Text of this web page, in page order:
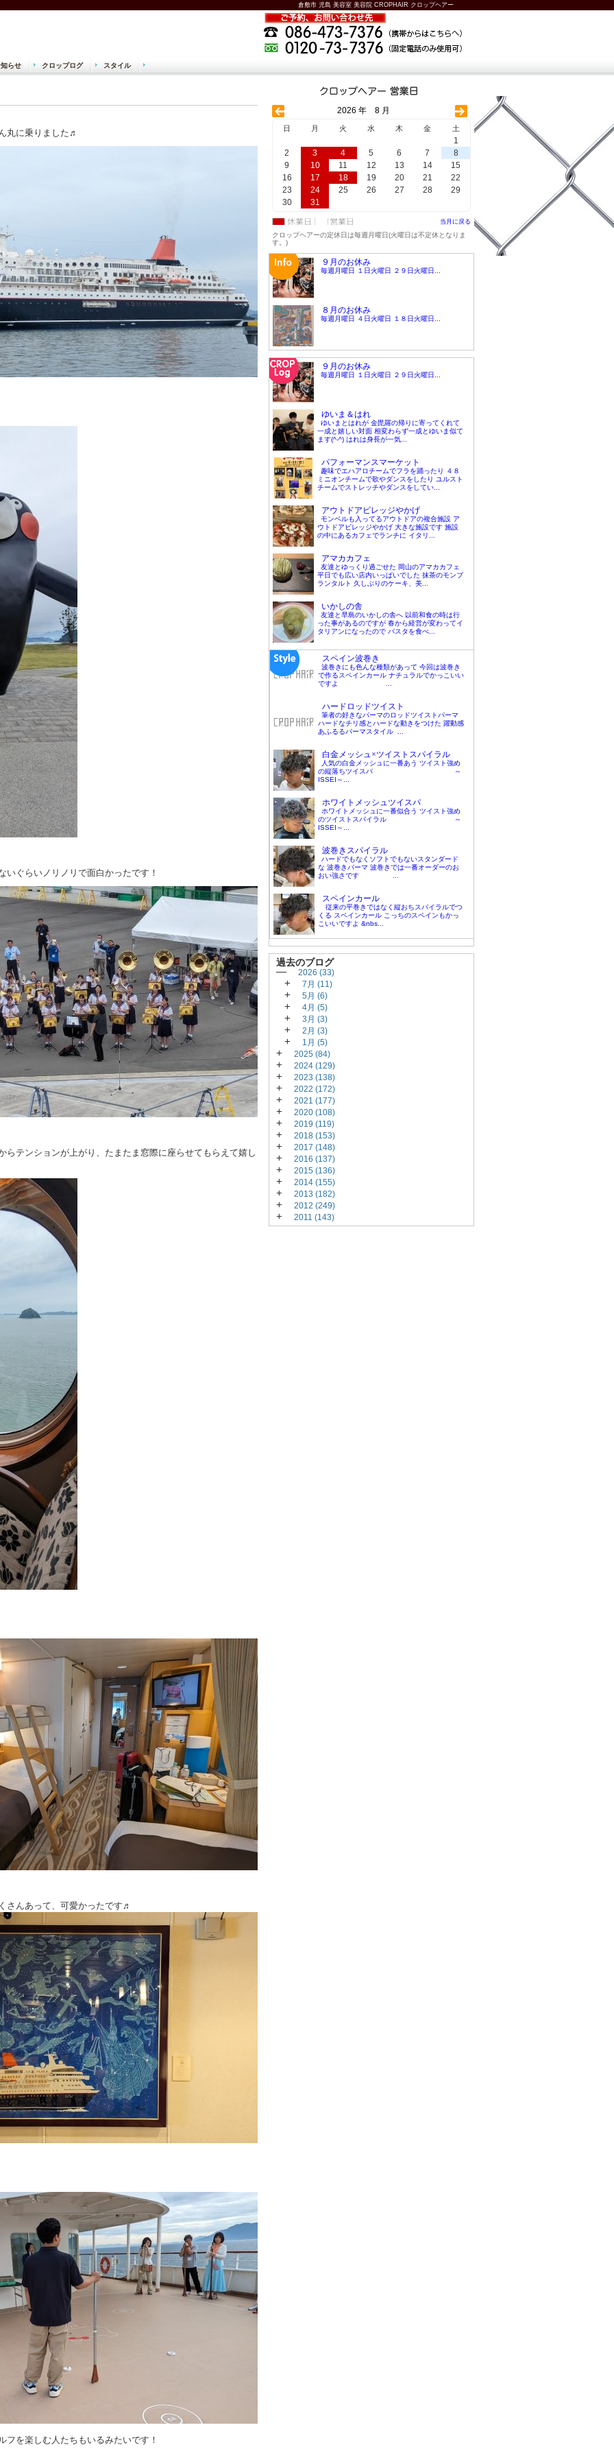
倉敷市 児島 美容室 美容院 CROPHAIR クロップヘアー
らせ クロップログ スタイル
丸に乗りました♬
ぐらいノリノリで面白かったです！
らテンションが上がり、たまたま窓際に座らせてもらえて嬉し
さんあって、可愛かったです♬
を楽しむ人たちもいるみたいです！
2026 年 8 月
日 月 火 水 木 金 土
1
2
3 4 5 6 7
8
9
10 11 12 13 14
15
16
17 18 19 20 21
22
23
24 25 26 27 28
29
30
31
当月に戻る
クロップヘアーの定休日は毎週月曜日(火曜日は不定休となりま
す。)
９月のお休み
毎週月曜日 １日火曜日 ２９日火曜日...
８月のお休み
毎週月曜日 ４日火曜日 １８日火曜日...
９月のお休み
毎週月曜日 １日火曜日 ２９日火曜日...
ゆいま＆はれ
ゆいまとはれが 金毘羅の帰りに寄ってくれて
一成と嬉しい対面 相変わらず一成とゆいま似て
ます(^-^) はれは身長が一気...
パフォーマンスマーケット
趣味でエハアロチームでフラを踊ったり ４８
ミニオンチームで歌やダンスをしたり ユルスト
チームでストレッチやダンスをしてい...
アウトドアビレッジやかげ
モンベルも入ってるアウトドアの複合施設 ア
ウトドアビレッジやかげ 大きな施設です 施設
の中にあるカフェでランチに イタリ...
アマカカフェ
友達とゆっくり過ごせた 岡山のアマカカフェ
平日でも広い店内いっぱいでした 抹茶のモンブ
ランタルト 久しぶりのケーキ、美...
いかしの舎
友達と早島のいかしの舎へ 以前和食の時は行
った事があるのですが 春から経営が変わってイ
タリアンになったので パスタを食べ...
スペイン波巻き
波巻きにも色んな種類があって 今回は波巻き
で作るスペインカール ナチュラルでかっこいい
ですよ ...
ハードロッドツイスト
筆者の好きなパーマのロッドツイストパーマ
ハードなチリ感とハードな動きをつけた 躍動感
あふるるパーマスタイル ...
白金メッシュ×ツイストスパイラル
人気の白金メッシュに一番あう ツイスト強め
の縦落ちツイスパ ～
ISSEI～...
ホワイトメッシュツイスパ
ホワイトメッシュに一番似合う ツイスト強め
のツイストスパイラル ～
ISSEI～...
波巻きスパイラル
ハードでもなくソフトでもないスタンダード
な 波巻きパーマ 波巻きでは一番オーダーのお
おい強さです ...
スペインカール
従来の平巻きではなく縦おちスパイラルでつ
くる スペインカール こっちのスペインもかっ
こいいですよ &nbs...
過去のブログ
—
2026 (33)
+ 7月(11)
+ 5月(6)
+ 4月(5)
+ 3月(3)
+ 2月(3)
+ 1月(5)
+ 2025 (84)
+ 2024 (129)
+ 2023 (138)
+ 2022 (172)
+ 2021 (177)
+ 2020 (108)
+ 2019 (119)
+ 2018 (153)
+ 2017 (148)
+ 2016 (137)
+ 2015 (136)
+ 2014 (155)
+ 2013 (182)
+ 2012 (249)
+ 2011 (143)